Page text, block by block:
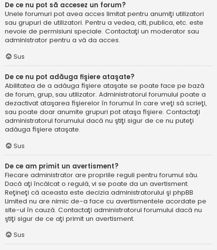
De ce nu pot să accesez un forum?
Unele forumuri pot avea acces limitat pentru anumiţi utilizatori
sau grupuri de utilizatori. Pentru a vedea, citi, publica, etc. este
nevoie de permisiuni speciale. Contactaţi un moderator sau
administrator pentru a vă da acces.
Sus
De ce nu pot adăuga fişiere ataşate?
Abilitatea de a adăuga fişiere ataşate se poate face pe bază
de forum, grup, sau utilizator. Administratorul forumului poate a
dezactivat ataşarea fişierelor în forumul în care vreţi să scrieţi,
sau poate doar anumite grupuri pot ataşa fişiere. Contactaţi
administratorul forumului dacă nu ştiţi sigur de ce nu puteţi
adăuga fişiere ataşate.
Sus
De ce am primit un avertisment?
Fiecare administrator are propriile reguli pentru forumul său.
Dacă aţi încălcat o regulă, vi se poate da un avertisment.
Reţineţi că aceasta este decizia administratorului şi phpBB
Limited nu are nimic de-a face cu avertismentele acordate pe
site-ul în cauză. Contactaţi administratorul forumului dacă nu
ştiţi sigur de ce aţi primit un avertisment.
Sus